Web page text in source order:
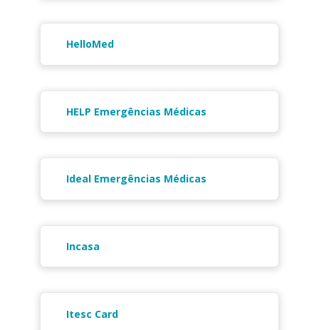
HelloMed
HELP Emergências Médicas
Ideal Emergências Médicas
Incasa
Itesc Card